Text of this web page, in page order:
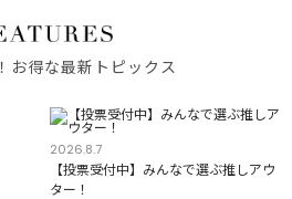
お得な最新トピックス
2026.8.7
【投票受付中】みんなで選ぶ推しアウ
ター！